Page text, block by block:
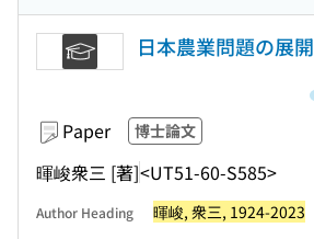
日本農業問題の展開
Paper 博士論文
暉峻衆三 [著]<UT51-60-S585>
Author Heading 暉峻, 衆三, 1924-2023